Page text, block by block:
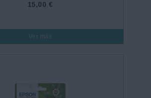
15,00 €
Ver más